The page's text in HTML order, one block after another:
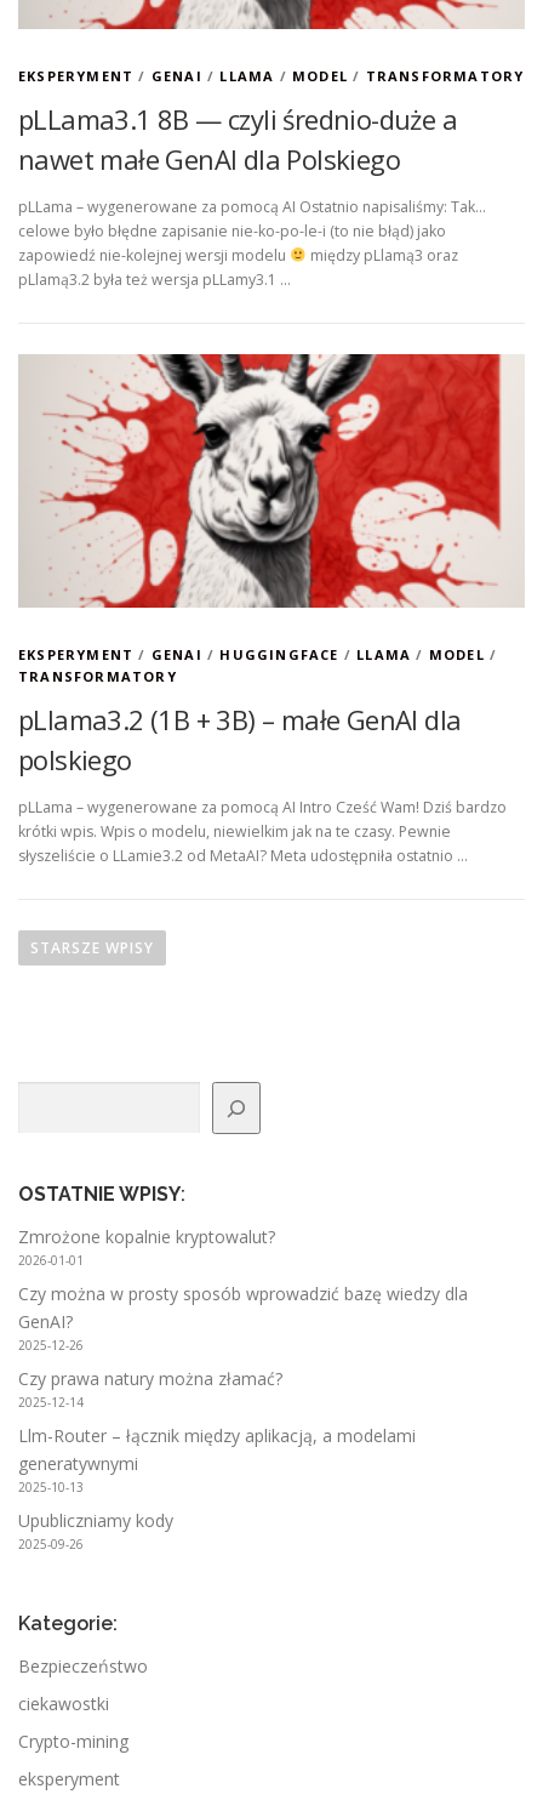
EKSPERYMENT / GENAI / LLAMA / MODEL / TRANSFORMATORY
pLLama3.1 8B — czyli średnio-duże a
nawet małe GenAI dla Polskiego
pLLama – wygenerowane za pomocą AI Ostatnio napisaliśmy: Tak…
celowe było błędne zapisanie nie-ko-po-le-i (to nie błąd) jako
zapowiedź nie-kolejnej wersji modelu
między pLlamą3 oraz
pLlamą3.2 była też wersja pLLamy3.1 …
EKSPERYMENT / GENAI / HUGGINGFACE / LLAMA / MODEL /
TRANSFORMATORY
pLlama3.2 (1B + 3B) – małe GenAI dla
polskiego
pLLama – wygenerowane za pomocą AI Intro Cześć Wam! Dziś bardzo
krótki wpis. Wpis o modelu, niewielkim jak na te czasy. Pewnie
słyszeliście o LLamie3.2 od MetaAI? Meta udostępniła ostatnio …
a
p
o
w
p
i
s
a
h
STARSZE WPISY
OSTATNIE WPISY:
Zmrożone kopalnie kryptowalut?
2026-01-01
Czy można w prosty sposób wprowadzić bazę wiedzy dla
GenAI?
2025-12-26
Czy prawa natury można złamać?
2025-12-14
Llm-Router – łącznik między aplikacją, a modelami
generatywnymi
2025-10-13
Upubliczniamy kody
2025-09-26
Kategorie:
Bezpieczeństwo
ciekawostki
Crypto-mining
eksperyment